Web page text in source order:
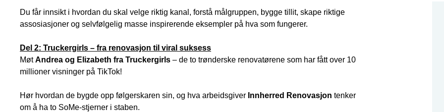
Du får innsikt i hvordan du skal velge riktig kanal, forstå målgruppen, bygge tillit, skape riktige
assosiasjoner og selvfølgelig masse inspirerende eksempler på hva som fungerer.
Del 2: Truckergirls – fra renovasjon til viral suksess
MøtAndrea og Elizabeth fra Truckergirls – de to trønderske renovatørene som har fått over 10
millioner visninger på TikTok!
Hør hvordan de bygde opp følgerskaren sin, og hva arbeidsgiver Innherred Renovasjon tenker
om å ha to SoMe-stjerner i staben.